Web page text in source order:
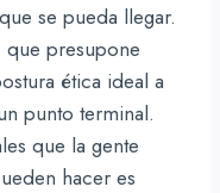
se pueda llegar.
que presupone
ética ideal a
punto terminal.
que la gente
hacer es